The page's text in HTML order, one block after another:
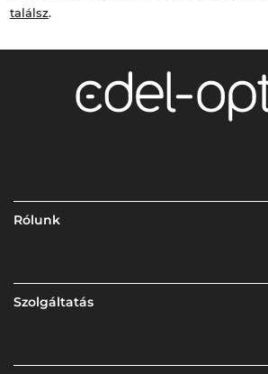
találsz.
Rólunk
Szolgáltatás